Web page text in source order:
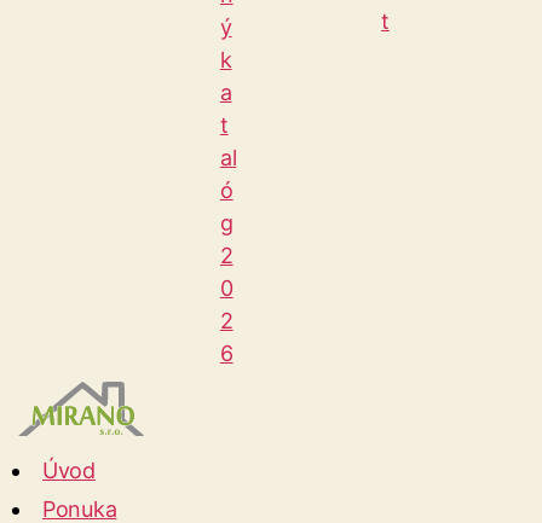
ý
k
a
t
al
ó
g
2
0
2
6
t
Úvod
Ponuka